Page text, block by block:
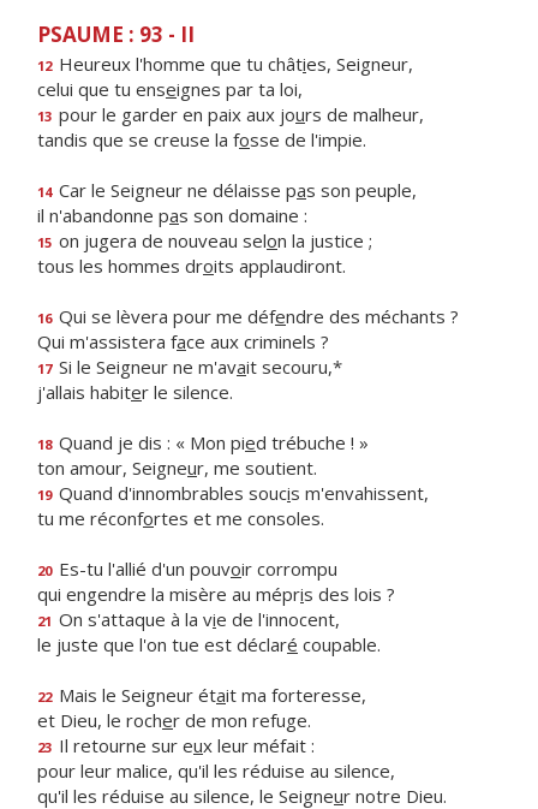
PSAUME : 93 - II
12 Heureux l'homme que tu châties, Seigneur,
celui que tu enseignes par ta loi,
13 pour le garder en paix aux jours de malheur,
tandis que se creuse la fosse de l'impie.
14 Car le Seigneur ne délaisse pas son peuple,
il n'abandonne pas son domaine :
15 on jugera de nouveau selon la justice ;
tous les hommes droits applaudiront.
16 Qui se lèvera pour me défendre des méchants ?
Qui m'assistera face aux criminels ?
17 Si le Seigneur ne m'avait secouru,*
j'allais habiter le silence.
18 Quand je dis : « Mon pied trébuche ! »
ton amour, Seigneur, me soutient.
19 Quand d'innombrables soucis m'envahissent,
tu me réconfortes et me consoles.
20 Es-tu l'allié d'un pouvoir corrompu
qui engendre la misère au mépris des lois ?
21 On s'attaque à la vie de l'innocent,
le juste que l'on tue est déclaré coupable.
22 Mais le Seigneur était ma forteresse,
et Dieu, le rocher de mon refuge.
23 Il retourne sur eux leur méfait :
pour leur malice, qu'il les réduise au silence,
qu'il les réduise au silence, le Seigneur notre Dieu.